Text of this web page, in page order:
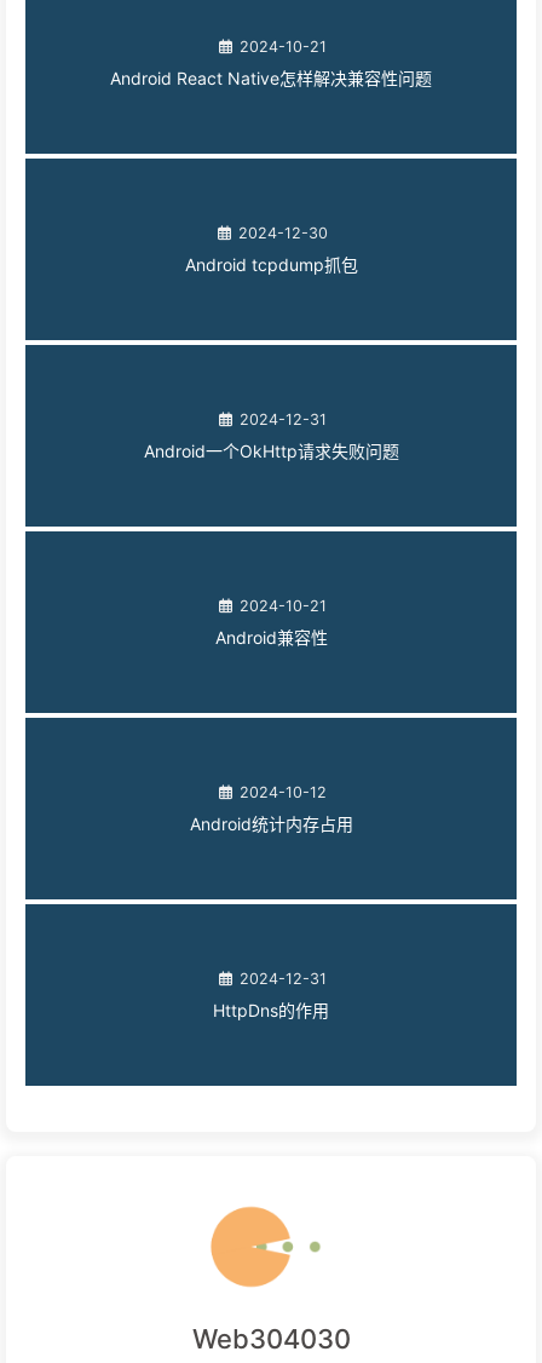
2024-10-21
Android React Native怎样解决兼容性问题
2024-12-30
Android tcpdump抓包
2024-12-31
Android一个OkHttp请求失败问题
2024-10-21
Android兼容性
2024-10-12
Android统计内存占用
2024-12-31
HttpDns的作用
Web304030